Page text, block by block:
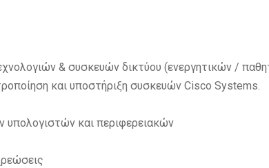
& συσκευών δικτύου (ενεργητικών /
και υποστήριξη συσκευών Cisco Systems.
υπολογιστών και περιφερειακών